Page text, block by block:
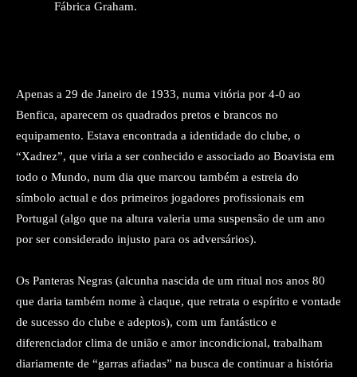
Fábrica Graham.
Apenas a 29 de Janeiro de 1933, numa vitória por 4-0 ao
Benfica, aparecem os quadrados pretos e brancos no
equipamento. Estava encontrada a identidade do clube, o
“Xadrez”, que viria a ser conhecido e associado ao Boavista em
todo o Mundo, num dia que marcou também a estreia do
símbolo actual e dos primeiros jogadores profissionais em
Portugal (algo que na altura valeria uma suspensão de um ano
por ser considerado injusto para os adversários).
Os Panteras Negras (alcunha nascida de um ritual nos anos 80
que daria também nome à claque, que retrata o espírito e vontade
de sucesso do clube e adeptos), com um fantástico e
diferenciador clima de união e amor incondicional, trabalham
diariamente de “garras afiadas” na busca de continuar a história